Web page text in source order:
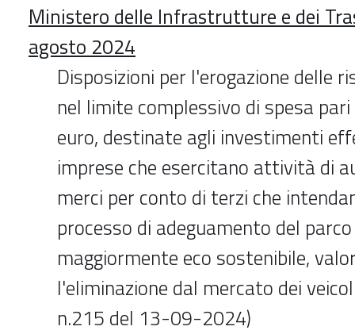
Ministero delle Infrastrutture e dei
agosto 2024
Disposizioni per l'erogazione delle
nel limite complessivo di spesa
euro, destinate agli investimenti
imprese che esercitano attività di
merci per conto di terzi che
processo di adeguamento del
maggiormente eco sostenibile,
l'eliminazione dal mercato dei
n.215 del 13-09-2024)